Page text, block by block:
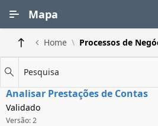
Mapa
Home Processos de
Pesquisa
Analisar Prestações de Contas
Validado
Versão: 2